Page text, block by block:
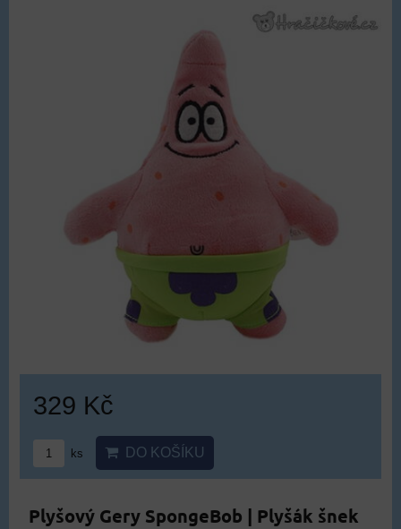
329 Kč
ks DO KOŠÍKU
Plyšový Gery SpongeBob | Plyšák šnek